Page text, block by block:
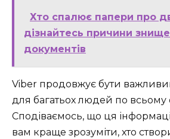
Хто спалює папери про
дізнайтесь причини
документів
Viber продовжує бути
для багатьох людей по всьому
Сподіваємось, що ця
вам краще зрозуміти, хто